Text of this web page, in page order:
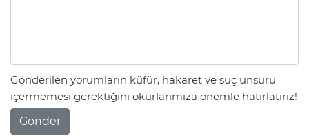
Gönderilen yorumların küfür, hakaret ve suç unsuru
içermemesi gerektiğini okurlarımıza önemle hatırlatırız!
Gönder